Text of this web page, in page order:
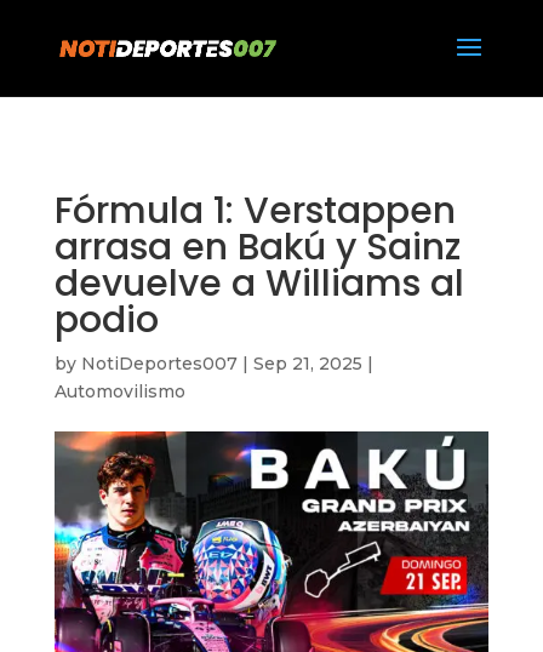
Fórmula 1: Verstappen
arrasa en Bakú y Sainz
devuelve a Williams al
podio
by NotiDeportes007| Sep 21, 2025 |
Automovilismo